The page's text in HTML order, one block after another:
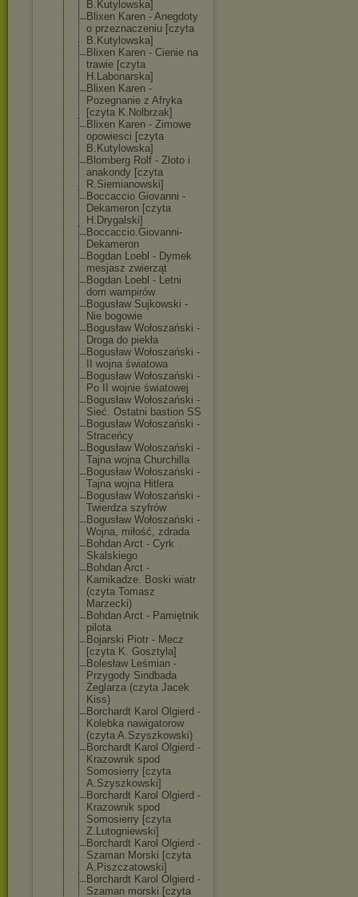
B.Kutylowska]
Blixen Karen - Anegdoty
o przeznaczeniu [czyta
B.Kutylowska]
Blixen Karen - Cienie na
trawie [czyta
H.Labonarska]
Blixen Karen -
Pozegnanie z Afryka
[czyta K.Nolbrzak]
Blixen Karen - Zimowe
opowiesci [czyta
B.Kutylowska]
Blomberg Rolf - Zloto i
anakondy [czyta
R.Siemianowski]
Boccaccio Giovanni -
Dekameron [czyta
H.Drygalski]
Boccaccio.Giovanni-
Dekameron
Bogdan Loebl - Dymek
mesjasz zwierząt
Bogdan Loebl - Letni
dom wampirów
Bogusław Sujkowski -
Nie bogowie
Bogusław Wołoszański -
Droga do piekła
Bogusław Wołoszański -
II wojna światowa
Bogusław Wołoszański -
Po II wojnie światowej
Bogusław Wołoszański -
Sieć. Ostatni bastion SS
Bogusław Wołoszański -
Straceńcy
Bogusław Wołoszański -
Tajna wojna Churchilla
Bogusław Wołoszański -
Tajna wojna Hitlera
Bogusław Wołoszański -
Twierdza szyfrów
Bogusław Wołoszański -
Wojna, miłość, zdrada
Bohdan Arct - Cyrk
Skalskiego
Bohdan Arct -
Kamikadze. Boski wiatr
(czyta Tomasz
Marzecki)
Bohdan Arct - Pamiętnik
pilota
Bojarski Piotr - Mecz
[czyta K. Gosztyla]
Bolesław Leśmian -
Przygody Sindbada
Żeglarza (czyta Jacek
Kiss)
Borchardt Karol Olgierd -
Kolebka nawigatorow
(czyta A.Szyszkowski)
Borchardt Karol Olgierd -
Krazownik spod
Somosierry [czyta
A.Szyszkowski]
Borchardt Karol Olgierd -
Krazownik spod
Somosierry [czyta
Z.Lutogniewski]
Borchardt Karol Olgierd -
Szaman Morski [czyta
A.Piszczatowski]
Borchardt Karol Olgierd -
Szaman morski [czyta